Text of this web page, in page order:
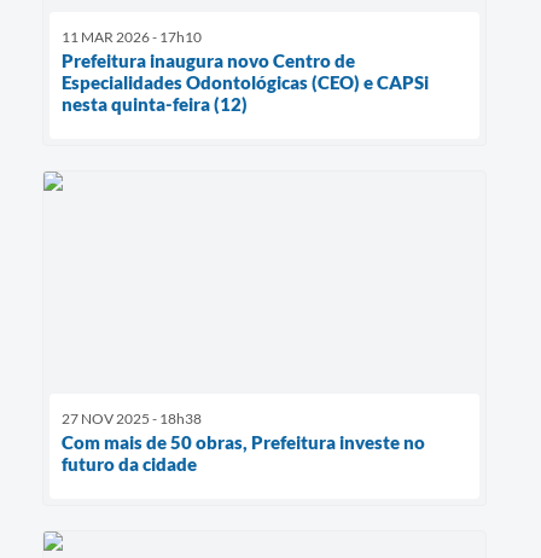
11 MAR 2026 - 17h10
Prefeitura inaugura novo Centro de
Especialidades Odontológicas (CEO) e CAPSi
nesta quinta-feira (12)
27 NOV 2025 - 18h38
Com mais de 50 obras, Prefeitura investe no
futuro da cidade